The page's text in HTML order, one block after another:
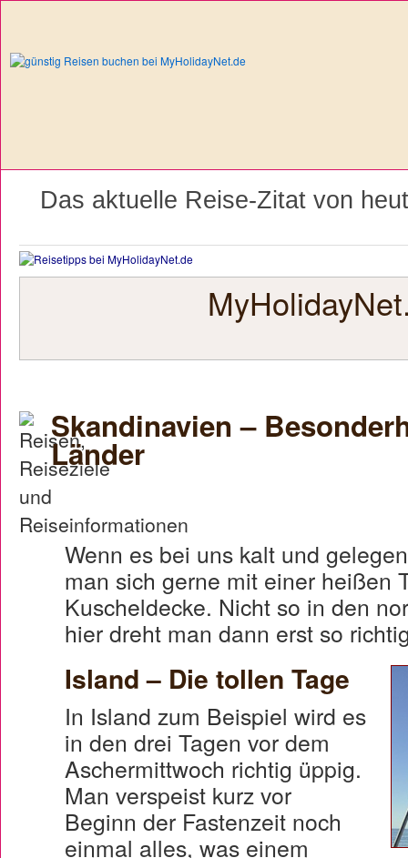
Das aktuelle Reise-Zitat von
Skandinavien –
Länder
Wenn es bei uns kalt und
man sich gerne mit einer heißen
Kuscheldecke. Nicht so in den
hier dreht man dann erst so
Island – Die tollen Tage
In Island zum Beispiel wird es
in den drei Tagen vor dem
Aschermittwoch richtig üppig.
Man verspeist kurz vor
Beginn der Fastenzeit noch
einmal alles, was einem